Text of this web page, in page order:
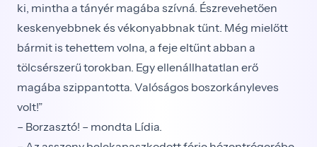
ki, mintha a tányér magába szívná. Észrevehetően
keskenyebbnek és vékonyabbnak tűnt. Még mielőtt
bármit is tehettem volna, a feje eltűnt abban a
tölcsérszerű torokban. Egy ellenállhatatlan erő
magába szippantotta. Valóságos boszorkányleves
volt!”
– Borzasztó! – mondta Lídia.